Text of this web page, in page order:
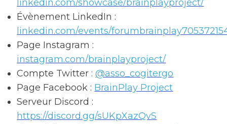
linkedin.com/showcase/brainplayproject/
Évènement LinkedIn :
linkedin.com/events/
Page Instagram :
instagram.com/brainplayproject/
Compte Twitter :@asso_cogitergo
Page Facebook : BrainPlay Project
Serveur Discord :
https://discord.gg/sUKpXazQvS